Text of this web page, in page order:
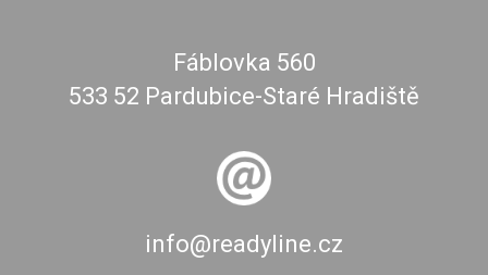
Fáblovka 560
533 52 Pardubice-Staré Hradiště
info@readyline.cz